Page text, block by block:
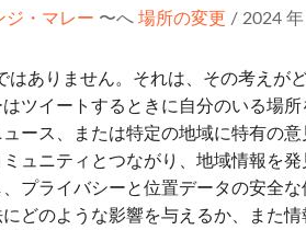
ジ・マレー 〜へ 場所の変更 / 2024 年
ありません。それは、その考えが
ツイートするときに自分のいる場
ース、または特定の地域に特有の
ュニティとつながり、地域情報を
プライバシーと位置データの安全
どのような影響を与えるか、また